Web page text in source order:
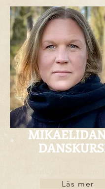
Domkyrkocentrum
Läs mer